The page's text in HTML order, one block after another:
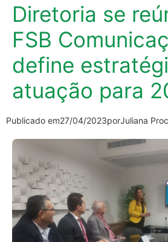
Diretoria se
FSB
define
atuação para
Publicado em27/04/2023porJuliana